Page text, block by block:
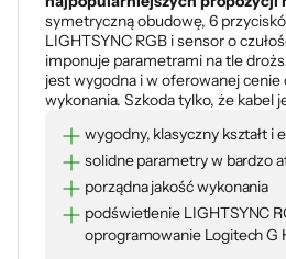
symetryczną obudowę, 6
LIGHTSYNC RGB i sensor o
imponuje parametrami na tle
jest wygodna i w oferowanej
wykonania. Szkoda tylko, że kabel
wygodny, klasyczny kształt i
solidne parametry w bardzo
porządna jakość wykonania
podświetlenie LIGHTSYNC
oprogramowanie Logitech G